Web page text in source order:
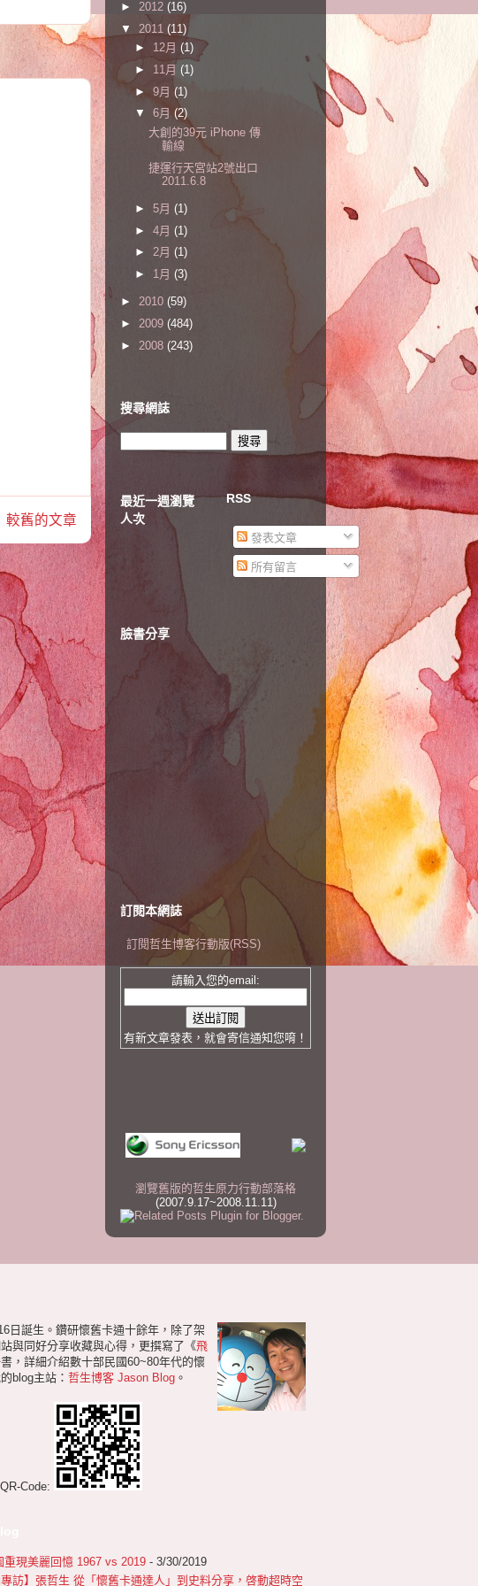
較舊的文章
► 2012 (16)
▼ 2011 (11)
► 12月 (1)
► 11月 (1)
► 9月 (1)
▼ 6月 (2)
大創的39元 iPhone 傳
輸線
捷運行天宮站2號出口
2011.6.8
► 5月 (1)
► 4月 (1)
► 2月 (1)
► 1月 (3)
► 2010 (59)
► 2009 (484)
► 2008 (243)
搜尋網誌
最近一週瀏覽
人次
RSS
發表文章
所有留言
臉書分享
訂閱本網誌
訂閱哲生博客行動版(RSS)
請輸入您的email:
有新文章發表，就會寄信通知您唷！
瀏覽舊版的哲生原力行動部落格
(2007.9.17~2008.11.11)
日誕生。鑽研懷舊卡通十餘年，除了架
站與同好分享收藏與心得，更撰寫了《飛
，詳細介紹數十部民國60~80年代的懷
blog主站： 哲生博客 Jason Blog 。
Code:
現美麗回憶 1967 vs 2019 - 3/30/2019
專訪】張哲生 從「懷舊卡通達人」到史料分享，啓動超時空